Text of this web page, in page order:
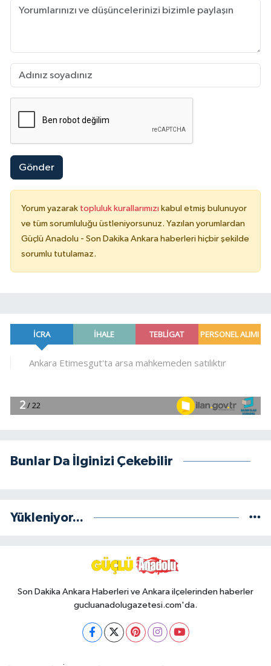
Gönder
Yorum yazarak topluluk kurallarımızı kabul etmiş bulunuyor
ve tüm sorumluluğu üstleniyorsunuz. Yazılan yorumlardan
Güçlü Anadolu - Son Dakika Ankara haberleri hiçbir şekilde
sorumlu tutulamaz.
Bunlar Da İlginizi Çekebilir
Yükleniyor...
Son Dakika Ankara Haberleri ve Ankara ilçelerinden haberler
gucluanadolugazetesi.com'da.